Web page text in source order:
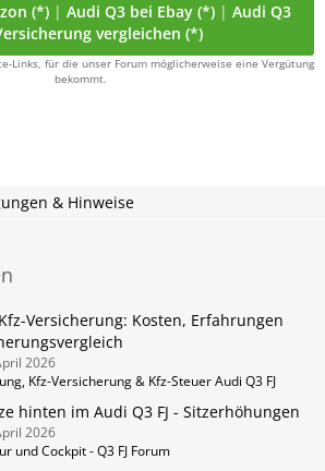
(*)| Audi Q3 bei Ebay (*)| Audi Q3
vergleichen (*)
Links, für die unser Forum möglicherweise eine Vergütung
bekommt.
& Hinweise
Versicherung: Kosten, Erfahrungen
2026
Kfz-Versicherung & Kfz-Steuer Audi Q3 FJ
hinten im Audi Q3 FJ - Sitzerhöhungen
2026
und Cockpit - Q3 FJ Forum